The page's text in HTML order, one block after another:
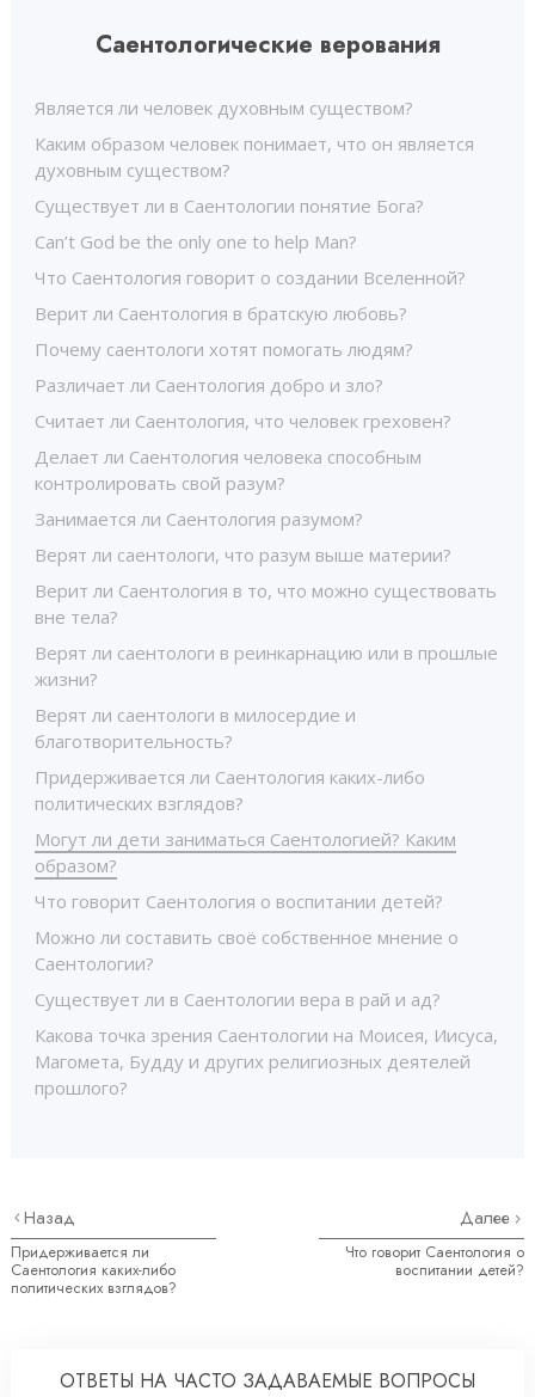
Саентологические верования
Является ли человек духовным существом?
Каким образом человек понимает, что он является
духовным существом?
Существует ли в Саентологии понятие Бога?
Can’t God be the only one to help Man?
Что Саентология говорит о создании Вселенной?
Верит ли Саентология в братскую любовь?
Почему саентологи хотят помогать людям?
Различает ли Саентология добро и зло?
Считает ли Саентология, что человек греховен?
Делает ли Саентология человека способным
контролировать свой разум?
Занимается ли Саентология разумом?
Верят ли саентологи, что разум выше материи?
Верит ли Саентология в то, что можно существовать
вне тела?
Верят ли саентологи в реинкарнацию или в прошлые
жизни?
Верят ли саентологи в милосердие и
благотворительность?
Придерживается ли Саентология каких-либо
политических взглядов?
Могут ли дети заниматься Саентологией? Каким
образом?
Что говорит Саентология о воспитании детей?
Можно ли составить своё собственное мнение о
Саентологии?
Существует ли в Саентологии вера в рай и ад?
Какова точка зрения Саентологии на Моисея, Иисуса,
Магомета, Будду и других религиозных деятелей
прошлого?
Назад
Придерживается ли
Саентология каких-либо
политических взглядов?
Далее
Что говорит Саентология о
воспитании детей?
ОТВЕТЫ НА ЧАСТО ЗАДАВАЕМЫЕ ВОПРОСЫ